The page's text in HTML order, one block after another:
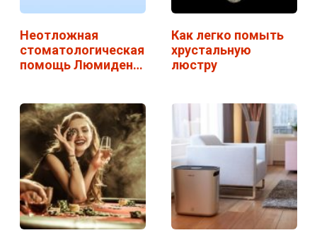
Неотложная
стоматологическая
помощь Люмидент
Как легко помыть
хрустальную
люстру